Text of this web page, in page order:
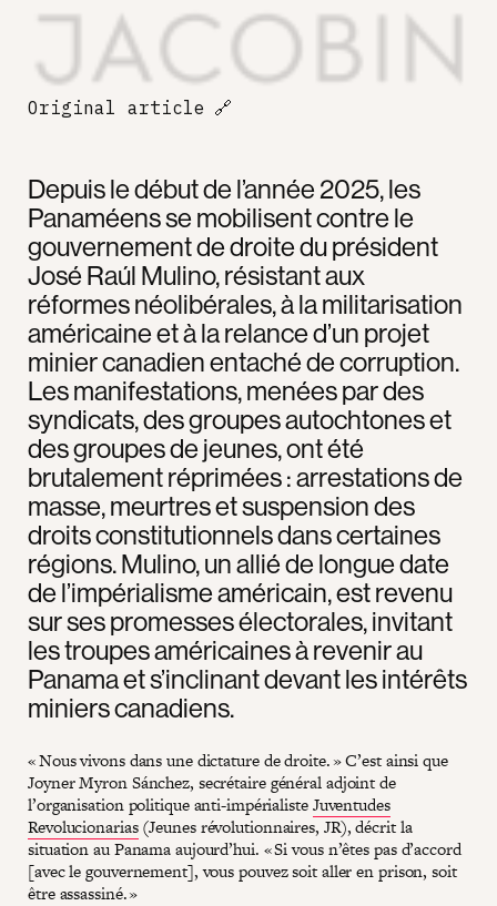
Depuis le début de l’année 2025, les
Panaméens se mobilisent contre le
gouvernement de droite du président
José Raúl Mulino, résistant aux
réformes néolibérales, à la militarisation
américaine et à la relance d’un projet
minier canadien entaché de corruption.
Les manifestations, menées par des
syndicats, des groupes autochtones et
des groupes de jeunes, ont été
brutalement réprimées : arrestations de
masse, meurtres et suspension des
droits constitutionnels dans certaines
régions. Mulino, un allié de longue date
de l’impérialisme américain, est revenu
sur ses promesses électorales, invitant
les troupes américaines à revenir au
Panama et s’inclinant devant les intérêts
miniers canadiens.
« Nous vivons dans une dictature de droite. » C’est ainsi que
Joyner Myron Sánchez, secrétaire général adjoint de
l’organisation politique anti-impérialisteJuventudes
Revolucionarias(Jeunes révolutionnaires, JR), décrit la
situation au Panama aujourd’hui. « Si vous n’êtes pas d’accord
[avec le gouvernement], vous pouvez soit aller en prison, soit
être assassiné. »
Original article 🔗